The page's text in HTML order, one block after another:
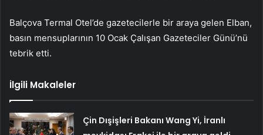
Balçova Termal Otel’de gazetecilerle bir araya gelen Elban,
basın mensuplarının 10 Ocak Çalışan Gazeteciler Günü’nü
tebrik etti.
İlgili Makaleler
Çin Dışişleri Bakanı Wang Yi, İranlı